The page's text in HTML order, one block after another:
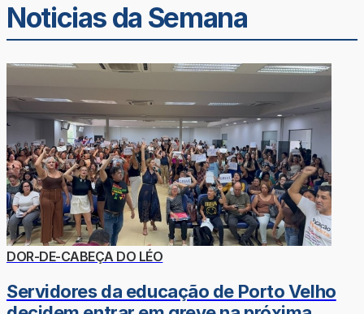
Noticias da Semana
DOR-DE-CABEÇA DO LÉO
Servidores da educação de Porto Velho